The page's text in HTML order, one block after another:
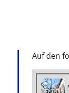
Auf den